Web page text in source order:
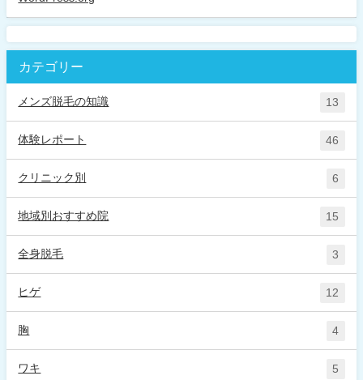
カテゴリー
メンズ脱毛の知識 13
体験レポート 46
クリニック別 6
地域別おすすめ院 15
全身脱毛 3
ヒゲ 12
胸 4
ワキ 5